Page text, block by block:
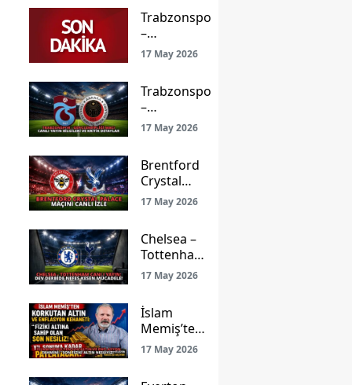
Trabzonspor
–
Gençlerbirliği
Maçı: Ligde
ve Prestij
Mücadelesi
Canlı Yayınla
17 May 2026
Trabzonspor
–
Gençlerbirliği
Maçı Canlı
ve Kritik
Detaylar
17 May 2026
Brentford
Crystal
Palace
Maçını
17 May 2026
Chelsea –
Tottenham
Canlı
Yayın: Dev
Derbide
Nefes
Kesen
Mücadele!
17 May 2026
İslam
Memiş’ten
Şok Altın
17 May 2026